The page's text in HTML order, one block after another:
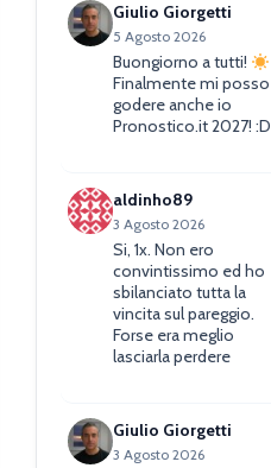
Giulio Giorgetti
5 Agosto 2026
Buongiorno a tutti!
Finalmente mi posso
godere anche io
Pronostico.it 2027! :D
aldinho89
3 Agosto 2026
Si, 1x. Non ero
convintissimo ed ho
sbilanciato tutta la
vincita sul pareggio.
Forse era meglio
lasciarla perdere
Giulio Giorgetti
3 Agosto 2026